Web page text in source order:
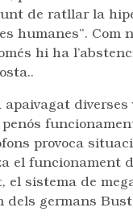
de ratllar la
humanes”. Com
hi ha
diverses
provoca
el funcionament
el sistema de
dels germans